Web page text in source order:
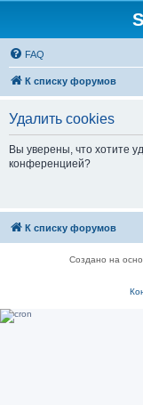
FAQ
К списку форумов
Удалить cookies
Вы уверены, что хотите
конференцией?
К списку форумов
Создано на